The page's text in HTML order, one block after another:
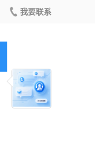
我要联系